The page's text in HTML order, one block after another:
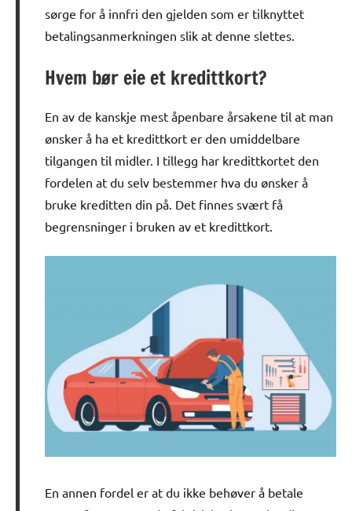
sørge for å innfri den gjelden som er tilknyttet
betalingsanmerkningen slik at denne slettes.
Hvem bør eie et kredittkort?
En av de kanskje mest åpenbare årsakene til at man
ønsker å ha et kredittkort er den umiddelbare
tilgangen til midler. I tillegg har kredittkortet den
fordelen at du selv bestemmer hva du ønsker å
bruke kreditten din på. Det finnes svært få
begrensninger i bruken av et kredittkort.
En annen fordel er at du ikke behøver å betale